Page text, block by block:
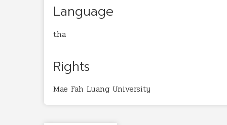
Language
tha
Rights
Mae Fah Luang University